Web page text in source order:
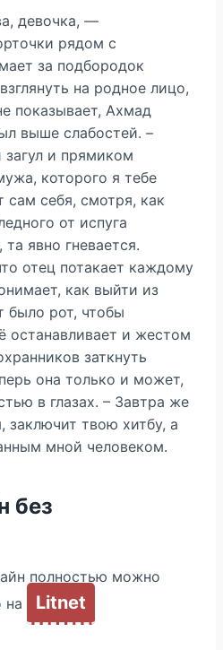
девочка, —
рядом с
за подбородок
на родное лицо,
показывает, Ахмад
выше слабостей. –
и прямиком
которого я тебе
себя, смотря, как
от испуга
явно гневается.
отец потакает каждому
как выйти из
было рот, чтобы
останавливает и жестом
заткнуть
она только и может,
в глазах. – Завтра же
твою хитбу, а
мной человеком.
без
полностью можно
на
Litnet